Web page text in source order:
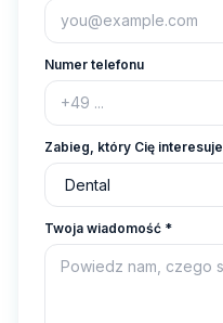
Numer telefonu
Zabieg, który Cię interesuje
Twoja wiadomość *